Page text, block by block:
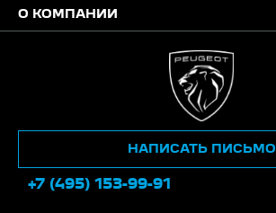
О КОМПАНИИ
+7 (495) 153-99-91
НАПИСАТЬ ПИСЬМО